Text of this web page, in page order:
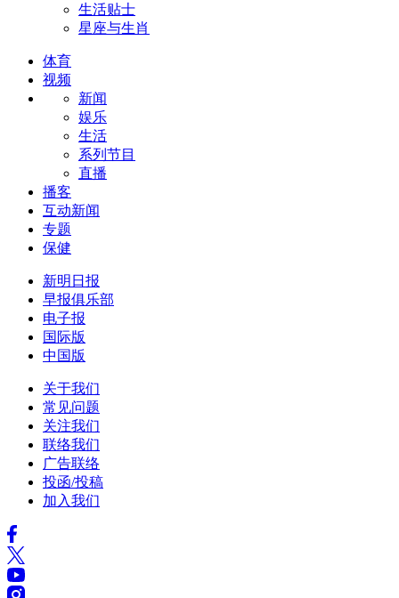
生活贴士
星座与生肖
体育
视频
新闻
娱乐
生活
系列节目
直播
播客
互动新闻
专题
保健
新明日报
早报俱乐部
电子报
国际版
中国版
关于我们
常见问题
关注我们
联络我们
广告联络
投函/投稿
加入我们